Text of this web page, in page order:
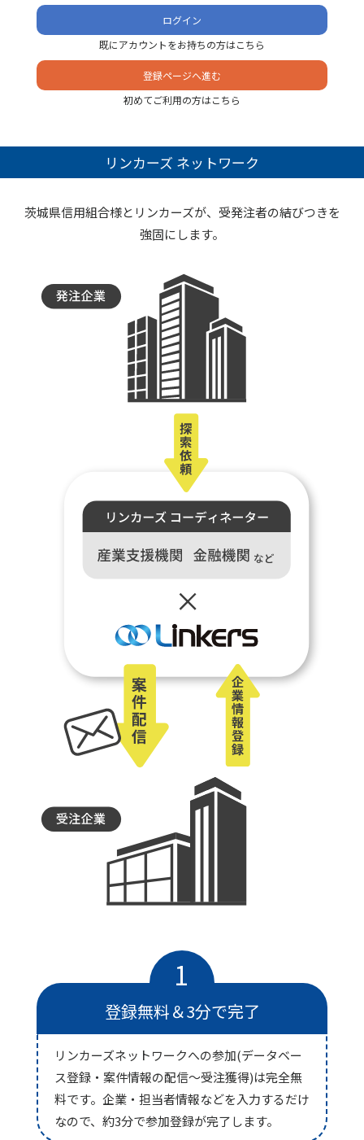
ログイン
既にアカウントをお持ちの方はこちら
登録ページへ進む
初めてご利用の方はこちら
リンカーズ ネットワーク
茨城県信用組合様とリンカーズが、受発注者の結びつきを
強固にします。
1
登録無料＆3分で完了
リンカーズネットワークへの参加(データベー
ス登録・案件情報の配信〜受注獲得)は完全無
料です。企業・担当者情報などを入力するだけ
なので、約3分で参加登録が完了します。